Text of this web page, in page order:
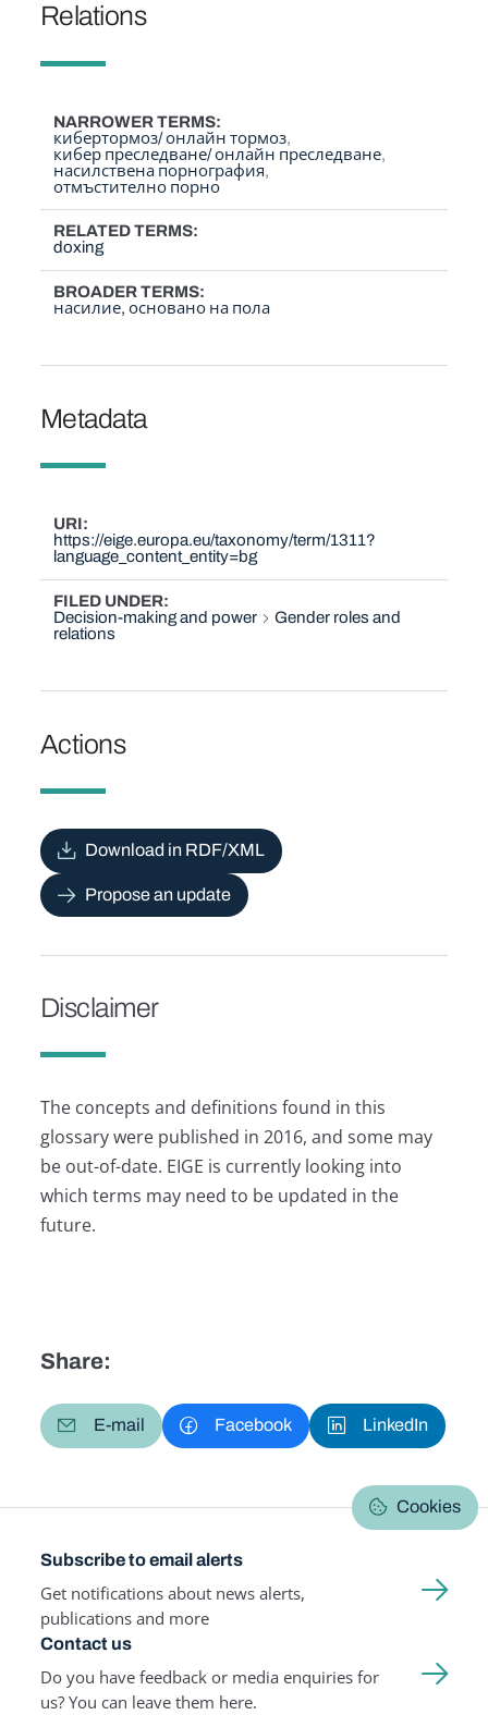
Relations
NARROWER TERMS
кибертормоз/ онлайн тормоз
кибер преследване/ онлайн преследване
насилствена порнография
отмъстително порно
RELATED TERMS
doxing
BROADER TERMS
насилие, основано на пола
Metadata
URI
https://eige.europa.eu/taxonomy/term/1311?
language_content_entity=bg
FILED UNDER
Decision-making and power
Gender roles and
relations
Actions
Download in RDF/XML
Propose an update
Disclaimer
The concepts and definitions found in this
glossary were published in 2016, and some may
be out-of-date. EIGE is currently looking into
which terms may need to be updated in the
future.
Share:
E-mail Facebook LinkedIn
Cookies
Subscribe to email alerts
Get notifications about news alerts,
publications and more
Contact us
Do you have feedback or media enquiries for
us? You can leave them here.